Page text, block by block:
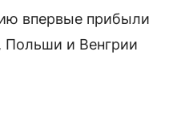
впервые прибыли
Польши и Венгрии